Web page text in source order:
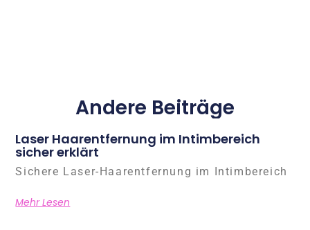
Andere Beiträge
Laser Haarentfernung im Intimbereich
sicher erklärt
Sichere Laser-Haarentfernung im Intimbereich
Mehr Lesen